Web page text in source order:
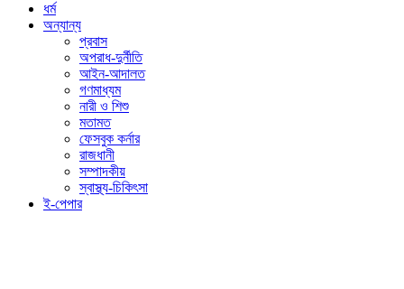
ধর্ম
অন্যান্য
প্রবাস
অপরাধ-দুর্নীতি
আইন-আদালত
গণমাধ্যম
নারী ও শিশু
মতামত
ফেসবুক কর্নার
রাজধানী
সম্পাদকীয়
স্বাস্থ্য-চিকিৎসা
ই-পেপার